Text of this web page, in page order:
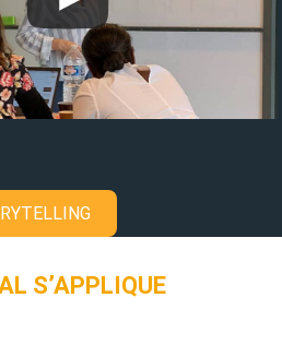
S’APPLIQUE